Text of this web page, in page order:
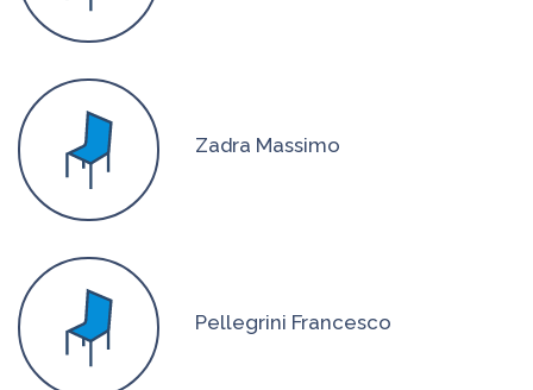
Zadra Massimo
Pellegrini Francesco